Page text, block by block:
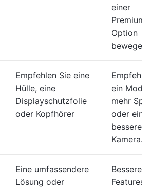
einer
Premium-
Option
bewegen.
Empfehlen Sie eine
Hülle, eine
Displayschutzfolie
oder Kopfhörer
ein
mehr
oder einer
besseren
Kamera.
Eine umfassendere
Lösung oder
Bessere
Features